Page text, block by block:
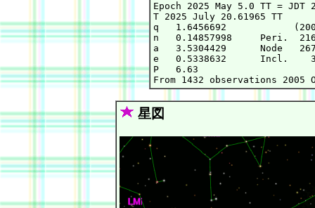
Epoch 2025 May 5.0 TT = JDT
T 2025 July 20.61965
q   1.6456692
n   0.14857998     Peri.
a   3.5304429      Node
e   0.5338632      Incl.
P   6.63
星図